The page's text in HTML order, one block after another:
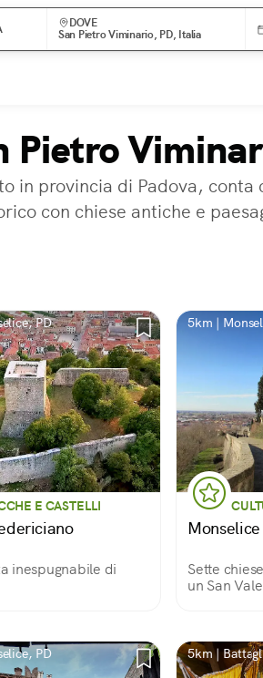
DOVE
San Pietro Viminario, PD, Italia
Pietro
in provincia di Padova,
con chiese antiche e
PD
E CASTELLI
inespugnabile di
5km |
Sette
un San
PD 5km |